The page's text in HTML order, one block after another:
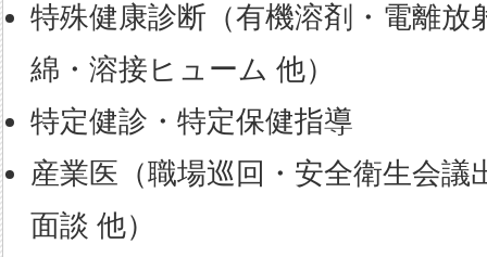
特殊健康診断（有機溶剤・電離放
綿・溶接ヒューム 他）
特定健診・特定保健指導
産業医（職場巡回・安全衛生会議
面談 他）